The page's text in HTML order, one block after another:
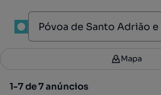
Filtros 3
1-7 de 7 anúncios
Mapa
1-7 de 7 anúncios